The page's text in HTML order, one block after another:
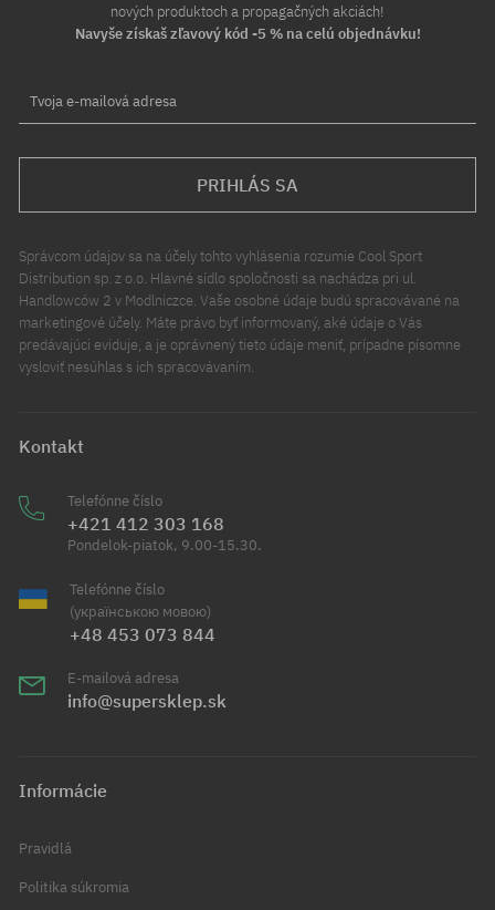
nových produktoch a propagačných akciách!
Navyše získaš zľavový kód -5 % na celú objednávku!
Tvoja e-mailová adresa
PRIHLÁS SA
Správcom údajov sa na účely tohto vyhlásenia rozumie Cool Sport
Distribution sp. z o.o. Hlavné sídlo spoločnosti sa nachádza pri ul.
Handlowców 2 v Modlniczce. Vaše osobné údaje budú spracovávané na
marketingové účely. Máte právo byť informovaný, aké údaje o Vás
predávajúci eviduje, a je oprávnený tieto údaje meniť, prípadne písomne
vysloviť nesúhlas s ich spracovávaním.
Kontakt
Telefónne číslo
+421 412 303 168
Pondelok-piatok, 9.00-15.30.
Telefónne číslo
(українською мовою)
+48 453 073 844
E-mailová adresa
info@supersklep.sk
Informácie
Pravidlá
Politika súkromia